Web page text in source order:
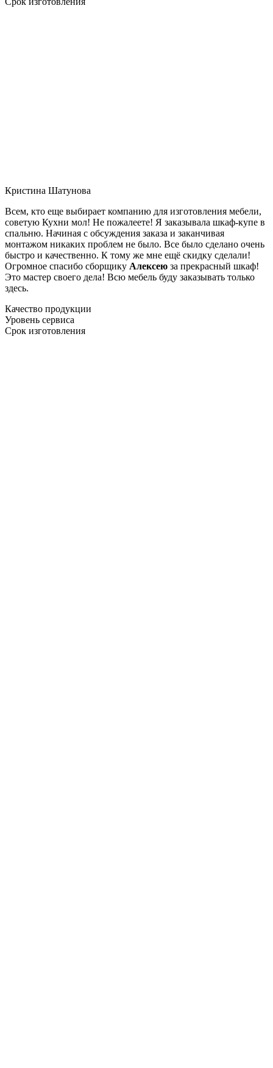
Кристина Шатунова
Всем, кто еще выбирает компанию для изготовления мебели,
советую Кухни мол! Не пожалеете! Я заказывала шкаф-купе в
спальню. Начиная с обсуждения заказа и заканчивая
монтажом никаких проблем не было. Все было сделано очень
быстро и качественно. К тому же мне ещё скидку сделали!
Огромное спасибо сборщику Алексею за прекрасный шкаф!
Это мастер своего дела! Всю мебель буду заказывать только
здесь.
Качество продукции
Уровень сервиса
Срок изготовления